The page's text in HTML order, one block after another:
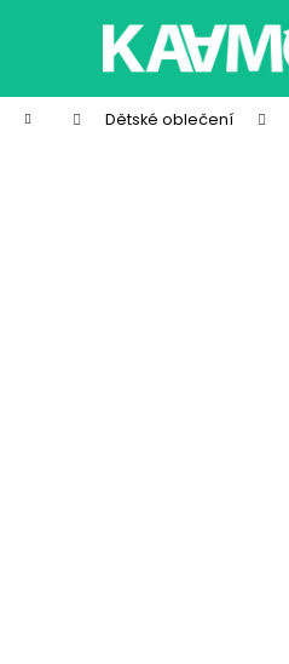
Domů Dětské oblečení
í
Zpět
do
obchodu
Zpět
do
obchodu